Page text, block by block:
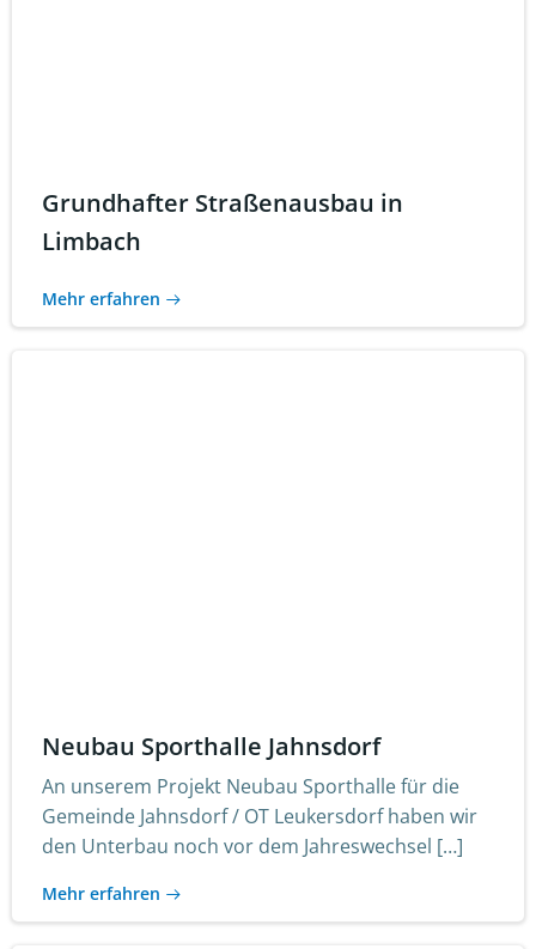
Grundhafter Straßenausbau in
Limbach
Mehr erfahren
Neubau Sporthalle Jahnsdorf
An unserem Projekt Neubau Sporthalle für die
Gemeinde Jahnsdorf / OT Leukersdorf haben wir
den Unterbau noch vor dem Jahreswechsel […]
Mehr erfahren